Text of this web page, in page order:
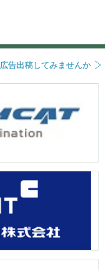
広告出稿してみませんか